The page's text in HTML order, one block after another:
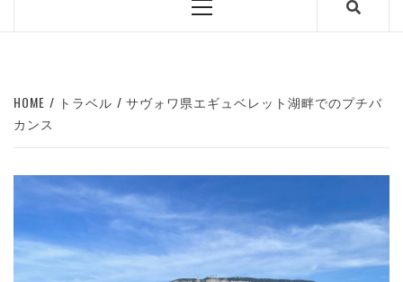
Primary
HOME トラベル
サヴォワ県エギュベレット湖畔でのプチバ
カンス